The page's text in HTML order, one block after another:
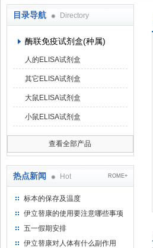
目录导航 Directory
酶联免疫试剂盒(种属)
人的ELISA试剂盒
其它ELISA试剂盒
大鼠ELISA试剂盒
小鼠ELISA试剂盒
查看全部产品
热点新闻 Hot ROME+
标本的保存及温度
伊立替康的使用要注意哪些事项
五一假期安排
伊立替康对人体有什么副作用